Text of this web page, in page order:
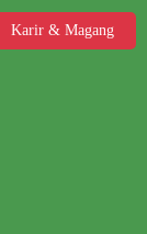
Karir & Magang